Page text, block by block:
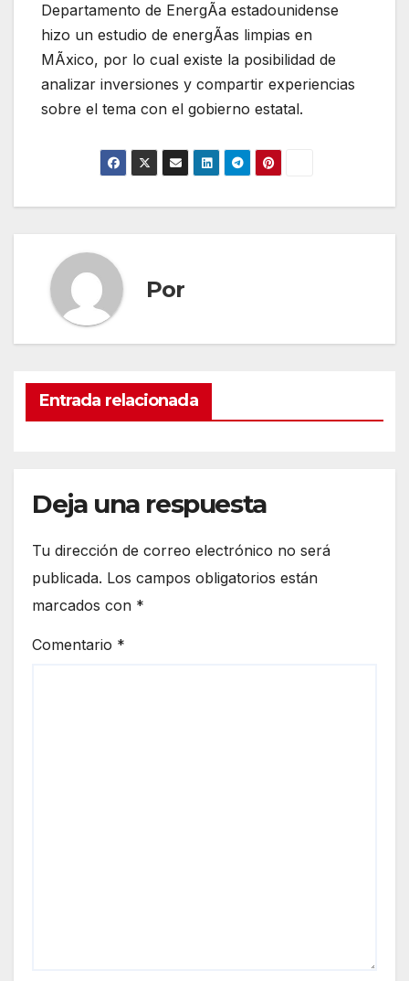
Departamento de EnergÃa estadounidense
hizo un estudio de energÃas limpias en
MÃxico, por lo cual existe la posibilidad de
analizar inversiones y compartir experiencias
sobre el tema con el gobierno estatal.
Por
Entrada relacionada
Deja una respuesta
Tu dirección de correo electrónico no será
publicada. Los campos obligatorios están
marcados con *
Comentario *